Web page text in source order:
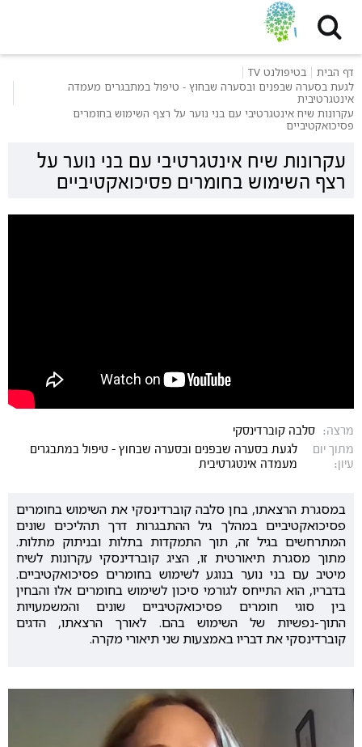
דף הבית
בטיפולנט TV
לגעת בסערה שבפנים ובסערה שבחוץ - טיפול במתבגרים מעמדה
אינטגרטיבית
עקרונות שיח אינטגרטיבי עם בני נוער על רצף השימוש בחומרים
פסיכואקטיביים
עקרונות שיח אינטגרטיבי עם בני נוער על
רצף השימוש בחומרים פסיכואקטיביים
מרצה: סלבה קוברדינסקי
מתוך יום
עיון:
לגעת בסערה שבפנים ובסערה שבחוץ - טיפול במתבגרים
מעמדה אינטגרטיבית
במסגרת הרצאתו, בחן סלבה קוברדינסקי את השימוש בחומרים
פסיכואקטיביים במהלך גיל ההתבגרות דרך תהליכים שונים
המתרחשים בגיל זה, תוך התמקדות בתלות ובניתוק מתלות.
מתוך מסגרת תיאורטית זו, הציג קוברדינסקי עקרונות לשיח
מיטיב עם בני נוער בנוגע לשימוש בחומרים פסיכואקטיביים.
בדבריו, הוא התייחס לגורמי סיכון לשימוש בחומרים אלו והבחין
בין סוגי חומרים פסיכואקטיביים שונים והמשמעויות
התוך-נפשיות של השימוש בהם. לאורך הרצאתו, הדגים
קוברדינסקי את דבריו באמצעות שני תיאורי מקרה.